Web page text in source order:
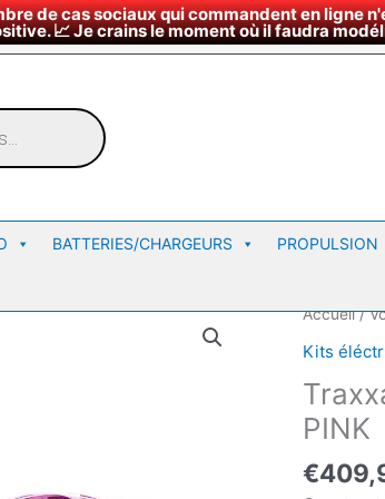
de cas sociaux qui commandent en ligne
📈 Je crains le moment où il faudra
¤Horaires du magasin ∇
BATTERIES/CHARGEURS PROPULSION
Accueil/
Kits
PINK
€